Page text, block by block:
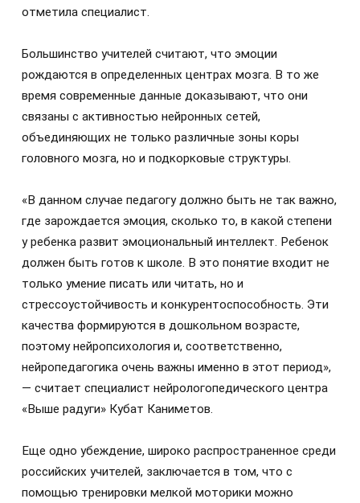
отметила специалист.
Большинство учителей считают, что эмоции
рождаются в определенных центрах мозга. В то же
время современные данные доказывают, что они
связаны с активностью нейронных сетей,
объединяющих не только различные зоны коры
головного мозга, но и подкорковые структуры.
«В данном случае педагогу должно быть не так важно,
где зарождается эмоция, сколько то, в какой степени
у ребенка развит эмоциональный интеллект. Ребенок
должен быть готов к школе. В это понятие входит не
только умение писать или читать, но и
стрессоустойчивость и конкурентоспособность. Эти
качества формируются в дошкольном возрасте,
поэтому нейропсихология и, соответственно,
нейропедагогика очень важны именно в этот период»,
— считает специалист нейрологопедического центра
«Выше радуги» Кубат Каниметов.
Еще одно убеждение, широко распространенное среди
российских учителей, заключается в том, что с
помощью тренировки мелкой моторики можно